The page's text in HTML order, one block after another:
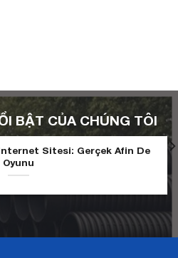
BẬT CỦA CHÚNG TÔI
Sitesi: Gerçek Afin De
Oyunu